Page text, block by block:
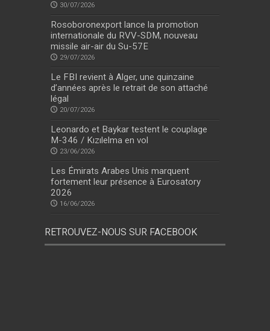
30/07/2026
Rosoboronexport lance la promotion
internationale du RVV-SDM, nouveau
missile air-air du Su-57E
29/07/2026
Le FBI revient à Alger, une quinzaine
d’années après le retrait de son attaché
légal
20/07/2026
Leonardo et Baykar testent le couplage
M-346 / Kızılelma en vol
23/06/2026
Les Émirats Arabes Unis marquent
fortement leur présence à Eurosatory
2026
16/06/2026
RETROUVEZ-NOUS SUR FACEBOOK